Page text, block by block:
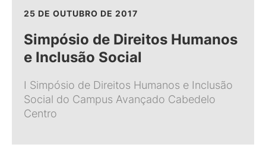
25 DE OUTUBRO DE 2017
Simpósio de Direitos Humanos
e Inclusão Social
I Simpósio de Direitos Humanos e Inclusão
Social do Campus Avançado Cabedelo
Centro